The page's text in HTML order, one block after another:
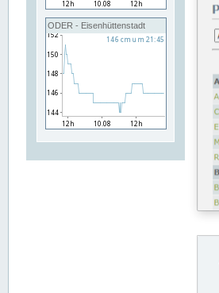
ODER - Eisenhüttenstadt